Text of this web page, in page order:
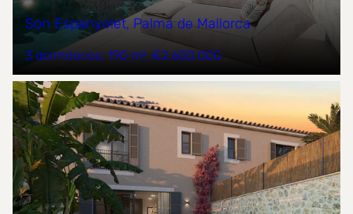
Son Espanyolet, Palma de Mallorca
3 dormitorios 190 m² €2.600.000